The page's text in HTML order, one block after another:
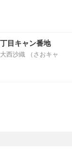
目キャン番地
西沙織 （さおキャ